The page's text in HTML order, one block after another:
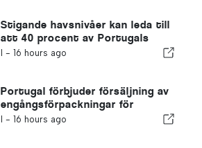
Stigande havsnivåer kan leda till
att 40 procent av Portugals
stränder försvinner
I - 16 hours ago
Portugal förbjuder försäljning av
engångsförpackningar för
drycker utan Volta-märket
I - 16 hours ago